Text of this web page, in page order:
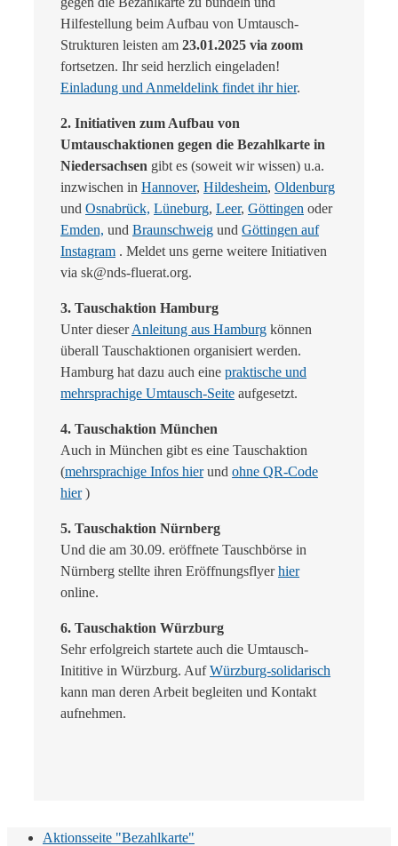
Hilfestellung beim Aufbau von Umtausch-
Strukturen leisten am 23.01.2025 via zoom
fortsetzen. Ihr seid herzlich eingeladen!
Einladung und Anmeldelink findet ihr hier.
2. Initiativen zum Aufbau von
Umtauschaktionen gegen die Bezahlkarte in
Niedersachsen gibt es (soweit wir wissen) u.a.
inzwischen in Hannover, Hildesheim, Oldenburg
und Osnabrück, Lüneburg, Leer, Göttingen oder
Emden, und Braunschweig und Göttingen auf
Instagram . Meldet uns gerne weitere Initiativen
via sk@nds-fluerat.org.
3. Tauschaktion Hamburg
Unter dieserAnleitung aus Hamburg können
überall Tauschaktionen organisiert werden.
Hamburg hat dazu auch eine praktische und
mehrsprachige Umtausch-Seite aufgesetzt.
4. Tauschaktion München
Auch in München gibt es eine Tauschaktion
(mehrsprachige Infos hierund ohne QR-Code
hier)
5. Tauschaktion Nürnberg
Und die am 30.09. eröffnete Tauschbörse in
Nürnberg stellte ihren Eröffnungsflyerhier
online.
6. Tauschaktion Würzburg
Sehr erfolgreich startete auch die Umtausch-
Inititive in Würzburg. AufWürzburg-solidarisch
kann man deren Arbeit begleiten und Kontakt
aufnehmen.
Aktionsseite "Bezahlkarte"